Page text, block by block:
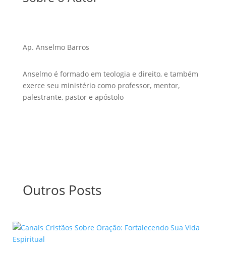
Ap. Anselmo Barros
Anselmo é formado em teologia e direito, e também
exerce seu ministério como professor, mentor,
palestrante, pastor e apóstolo
Outros Posts